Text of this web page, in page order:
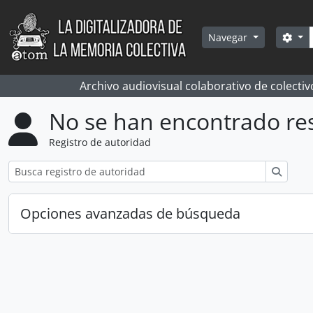
Skip to main content
Navegar
Archivo audiovisual colaborativo de
No se han encontrado
Registro de autoridad
Opciones avanzadas de búsqueda